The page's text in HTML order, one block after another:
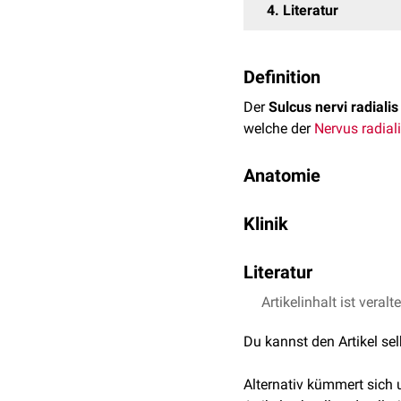
4 Literatur
Definition
DerSulcus nervi radialis
welche der Nervus
Anatomie
Ursprungsflächen für
Klinik
gefährdet.
Im Rahmen von
wodurch ein
Literatur
Anderhuber et al.,
Artikelinhalt ist
Du kannst den Artikel
Alternativ kümmert sich